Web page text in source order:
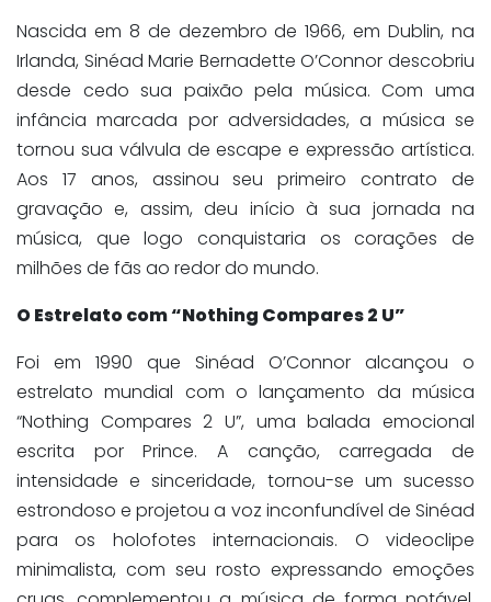
Nascida em 8 de dezembro de 1966, em Dublin, na
Irlanda, Sinéad Marie Bernadette O’Connor descobriu
desde cedo sua paixão pela música. Com uma
infância marcada por adversidades, a música se
tornou sua válvula de escape e expressão artística.
Aos 17 anos, assinou seu primeiro contrato de
gravação e, assim, deu início à sua jornada na
música, que logo conquistaria os corações de
milhões de fãs ao redor do mundo.
O Estrelato com “Nothing Compares 2 U”
Foi em 1990 que Sinéad O’Connor alcançou o
estrelato mundial com o lançamento da música
“Nothing Compares 2 U”, uma balada emocional
escrita por Prince. A canção, carregada de
intensidade e sinceridade, tornou-se um sucesso
estrondoso e projetou a voz inconfundível de Sinéad
para os holofotes internacionais. O videoclipe
minimalista, com seu rosto expressando emoções